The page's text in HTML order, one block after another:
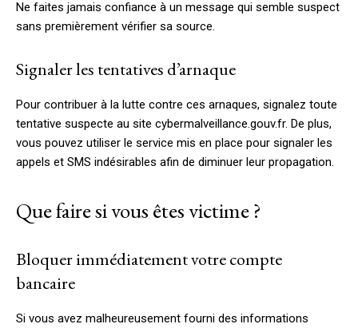
Ne faites jamais confiance à un message qui semble suspect
sans premièrement vérifier sa source.
Signaler les tentatives d’arnaque
Pour contribuer à la lutte contre ces arnaques, signalez toute
tentative suspecte au site cybermalveillance.gouv.fr. De plus,
vous pouvez utiliser le service mis en place pour signaler les
appels et SMS indésirables afin de diminuer leur propagation.
Que faire si vous êtes victime ?
Bloquer immédiatement votre compte
bancaire
Si vous avez malheureusement fourni des informations